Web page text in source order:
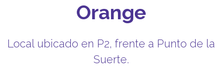
Orange
Local ubicado en P2, frente a Punto de la
Suerte.